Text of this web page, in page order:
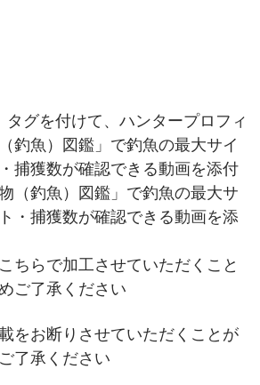
タグを付けて、ハンタープロフィ
釣魚）図鑑」で釣魚の最大サイ
捕獲数が確認できる動画を添付
（釣魚）図鑑」で釣魚の最大サ
・捕獲数が確認できる動画を添
ちらで加工させていただくこと
ご了承ください
をお断りさせていただくことが
了承ください